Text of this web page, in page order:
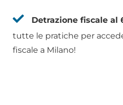
Detrazione fiscale al
tutte le pratiche per
fiscale a Milano!